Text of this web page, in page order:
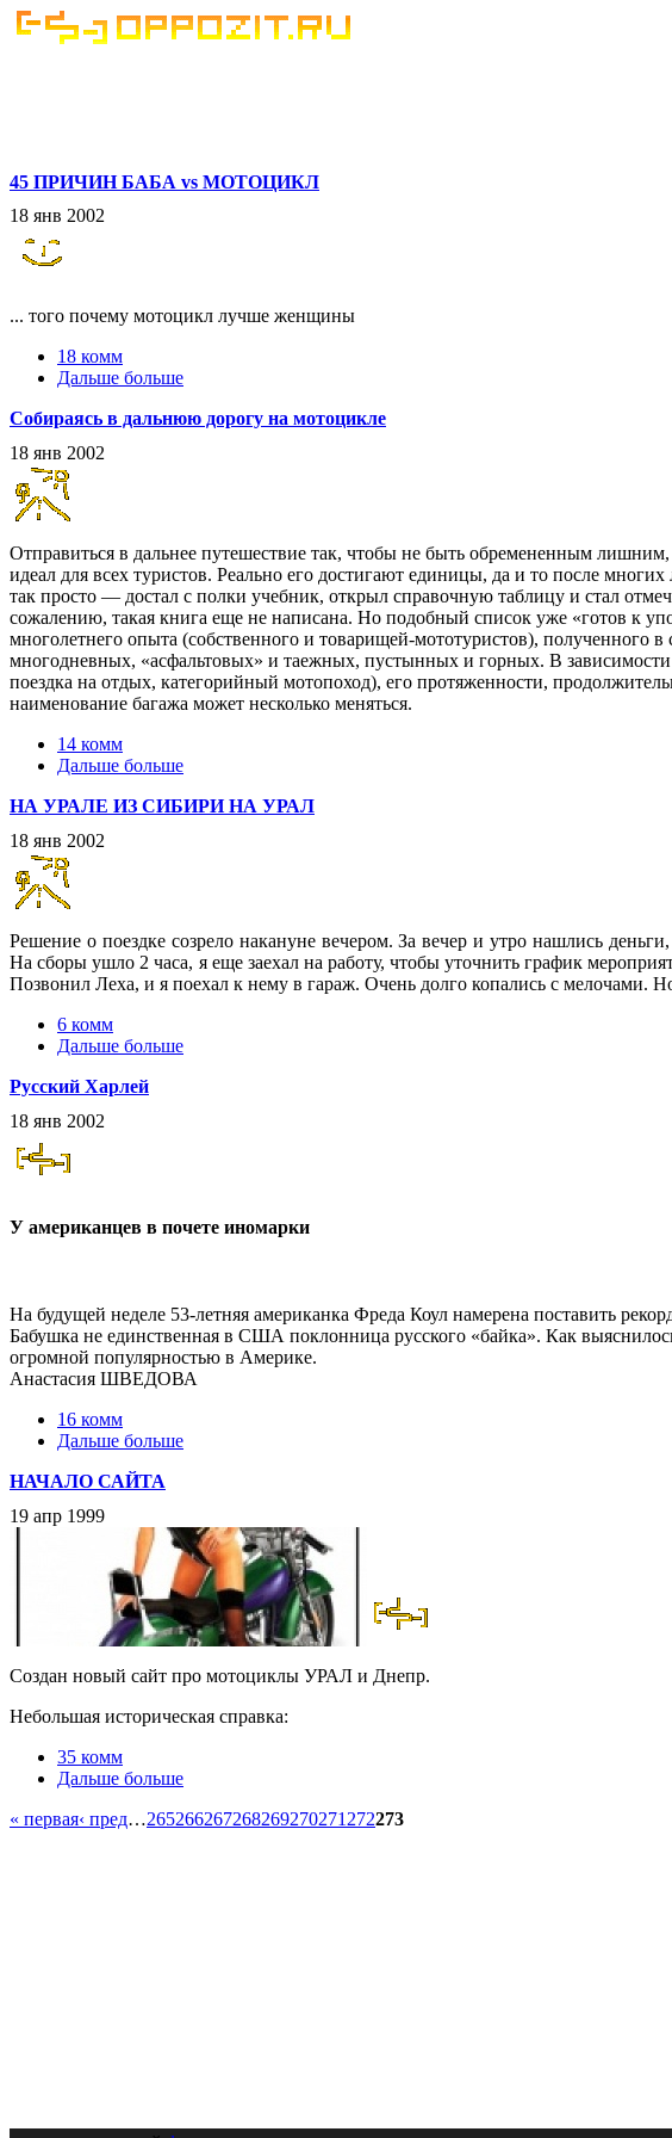
45 ПРИЧИН БАБА vs МОТОЦИКЛ
18 янв 2002
... того почему мотоцикл лучше женщины
18 комм
Дальше больше
Собираясь в дальнюю дорогу на мотоцикле
18 янв 2002
Отправиться в дальнее путешествие так, чтобы не быть обремененным
идеал для всех туристов. Реально его достигают единицы, да и то после
так просто — достал с полки учебник, открыл справочную таблицу и стал
сожалению, такая книга еще не написана. Но подобный список уже «готов к
многолетнего опыта (собственного и товарищей-мототуристов), полученного
многодневных, «асфальтовых» и таежных, пустынных и горных. В
поездка на отдых, категорийный мотопоход), его протяженности,
наименование багажа может несколько меняться.
14 комм
Дальше больше
НА УРАЛЕ ИЗ СИБИРИ НА УРАЛ
18 янв 2002
Решение о поездке созрело накануне вечером. За вечер и утро нашлись
На сборы ушло 2 часа, я еще заехал на работу, чтобы уточнить график
Позвонил Леха, и я поехал к нему в гараж. Очень долго копались с мелочами.
6 комм
Дальше больше
Русский Харлей
18 янв 2002
У американцев в почете иномарки
На будущей неделе 53-летняя американка Фреда Коул намерена поставить
Бабушка не единственная в США поклонница русского «байка». Как
огромной популярностью в Америке.
Анастасия ШВЕДОВА
16 комм
Дальше больше
НАЧАЛО САЙТА
19 апр 1999
Создан новый сайт про мотоциклы УРАЛ и Днепр.
Небольшая историческая справка:
35 комм
Дальше больше
« первая‹ пред…265266267268269270271 272273